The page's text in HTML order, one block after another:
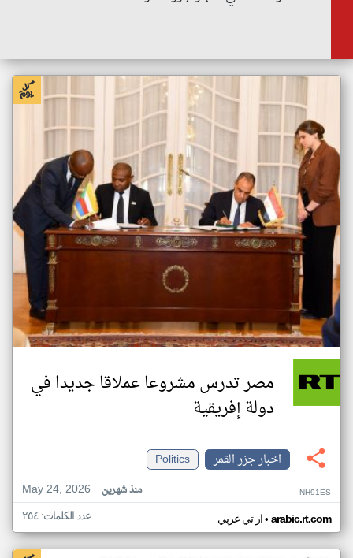
مصر تدرس مشروعا عملاقا جديدا في
دولة إفريقية
اخبار جزر القمر
Politics
May 24, 2026
منذ شهرين NH91ES
ار تي عربي• arabic.rt.com عدد الكلمات: ٢٥٤